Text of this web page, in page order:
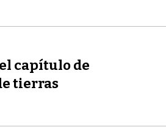
capítulo de
tierras